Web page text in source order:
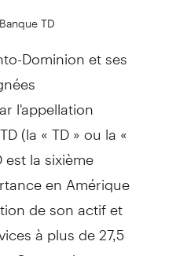
TD
Dominion et ses
l'appellation
(la « TD » ou la «
est la sixième
en Amérique
de son actif et
à plus de 27,5